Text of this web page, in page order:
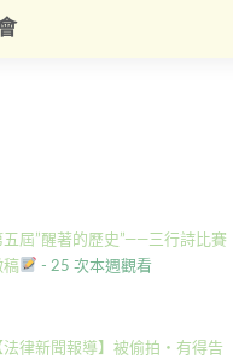
五屆”醒著的歷史”——三行詩比賽
稿
- 25 次本週觀看
法律新聞報導】被偷拍・有得告